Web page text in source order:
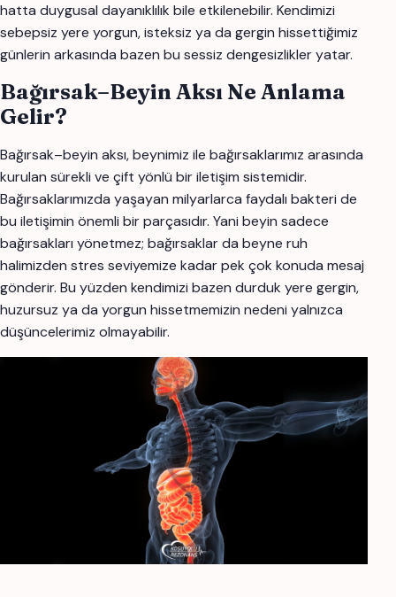
hatta duygusal dayanıklılık bile etkilenebilir. Kendimizi
sebepsiz yere yorgun, isteksiz ya da gergin hissettiğimiz
günlerin arkasında bazen bu sessiz dengesizlikler yatar.
Bağırsak–Beyin Aksı Ne Anlama
Gelir?
Bağırsak–beyin aksı, beynimiz ile bağırsaklarımız arasında
kurulan sürekli ve çift yönlü bir iletişim sistemidir.
Bağırsaklarımızda yaşayan milyarlarca faydalı bakteri de
bu iletişimin önemli bir parçasıdır. Yani beyin sadece
bağırsakları yönetmez; bağırsaklar da beyne ruh
halimizden stres seviyemize kadar pek çok konuda mesaj
gönderir. Bu yüzden kendimizi bazen durduk yere gergin,
huzursuz ya da yorgun hissetmemizin nedeni yalnızca
düşüncelerimiz olmayabilir.